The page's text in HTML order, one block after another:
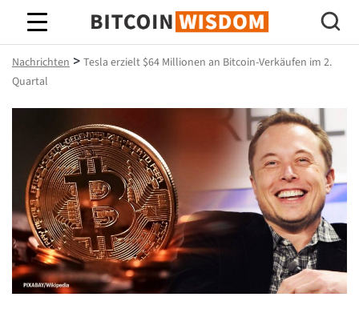
Bitcoin-Weisheit
Nachrichten > Tesla erzielt $64 Millionen an Bitcoin-Verkäufen im 2.
Quartal